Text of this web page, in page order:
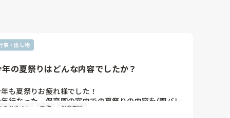
事・出し物
の夏祭りはどんな内容でしたか？
も夏祭りお疲れ様でした！
行なった、保育園の室内での夏祭りの内容を(園バレ
みせやさん 工作 保育参観